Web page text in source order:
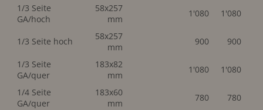
1/3 Seite
GA/hoch
58x257
mm
1'080 1'080
1/3 Seite hoch
58x257
mm
900 900
1/3 Seite
GA/quer
183x82
mm
1'080 1'080
1/4 Seite
GA/quer
183x60
mm
780 780